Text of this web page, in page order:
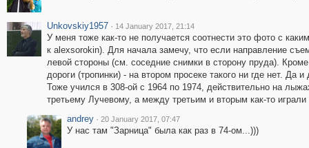
Unkovskiy1957 · 14 January 2017, 21:14
У меня тоже как-то не получается соотнести это фото с
к alexsorokin). Для начала замечу, что если направление
левой стороны (см. соседние снимки в сторону пруда).
дороги (тропинки) - на втором просеке такого ни где нет. Да
Тоже учился в 308-ой с 1964 по 1974, действительно на
третьему Лучевому, а между третьим и вторым как-то
andrey · 20 January 2017, 07:47
У нас там "Зарница" была как раз в 74-ом...)))